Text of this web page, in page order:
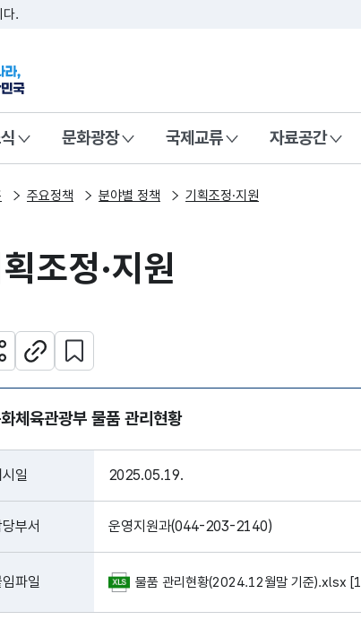
다.
인인 나라, 함께 행복한 대한
문화광장 국제교류 자료공간
주요정책 분야별 정책 기획조정·지원
조정·지원
유하기주소복사
관심 콘텐츠 설정하기
체육관광부 물품 관리현황
일 2025.05.19.
부서 운영지원과(044-203-2140)
파일 물품 관리현황(2024.12월말 기준).xlsx